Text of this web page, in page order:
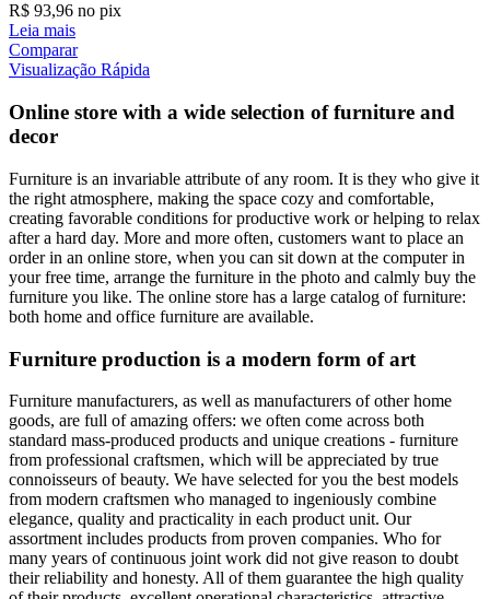
R$ 93,96 no pix
Leia mais
Comparar
Visualização Rápida
Online store with a wide selection of furniture and
decor
Furniture is an invariable attribute of any room. It is they who give it
the right atmosphere, making the space cozy and comfortable,
creating favorable conditions for productive work or helping to relax
after a hard day. More and more often, customers want to place an
order in an online store, when you can sit down at the computer in
your free time, arrange the furniture in the photo and calmly buy the
furniture you like. The online store has a large catalog of furniture:
both home and office furniture are available.
Furniture production is a modern form of art
Furniture manufacturers, as well as manufacturers of other home
goods, are full of amazing offers: we often come across both
standard mass-produced products and unique creations - furniture
from professional craftsmen, which will be appreciated by true
connoisseurs of beauty. We have selected for you the best models
from modern craftsmen who managed to ingeniously combine
elegance, quality and practicality in each product unit. Our
assortment includes products from proven companies. Who for
many years of continuous joint work did not give reason to doubt
their reliability and honesty. All of them guarantee the high quality